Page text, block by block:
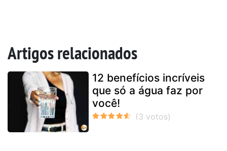
Artigos relacionados
12 benefícios incríveis
que só a água faz por
você!